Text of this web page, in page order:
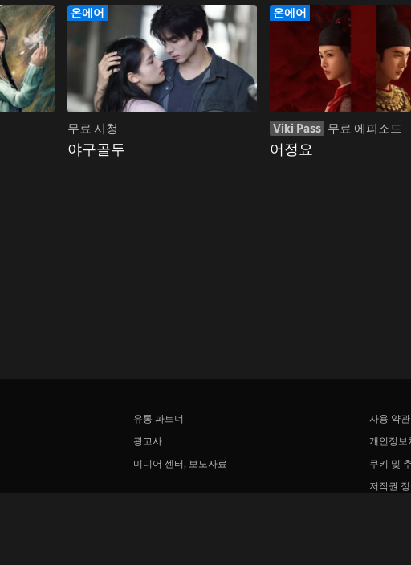
온에어
무료 시청
야구골두
온에어
Viki Pass 무료 에피소드
어정요
유통 파트너
광고사
미디어 센터, 보도자료
사용 약관
개인정보
쿠키 및
저작권